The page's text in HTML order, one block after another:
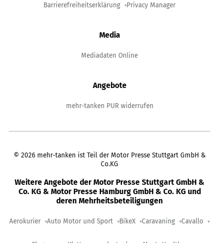
Barrierefreiheitserklärung Privacy Manager
Media
Mediadaten Online
Angebote
mehr-tanken PUR widerrufen
© 2026 mehr-tanken ist Teil der Motor Presse Stuttgart GmbH &
Co.KG
Weitere Angebote der Motor Presse Stuttgart GmbH &
Co. KG & Motor Presse Hamburg GmbH & Co. KG und
deren Mehrheitsbeteiligungen
Aerokurier Auto Motor und Sport BikeX Caravaning Cavallo